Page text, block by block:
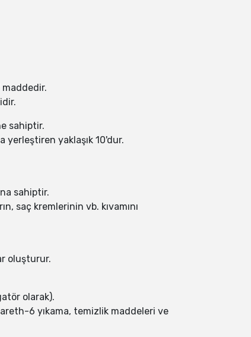
sahiptir.
yaklaşık 10'dur.
sahiptir.
saç kremlerinin vb. kıvamını
oluşturur.
olarak).
6 yıkama, temizlik maddeleri ve